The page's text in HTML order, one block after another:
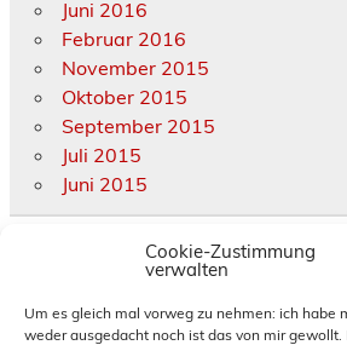
Cookie-Zustimmung
verwalten
Um es gleich mal vorweg zu nehmen: ich habe
weder ausgedacht noch ist das von mir gewollt.
Juni 2016
Februar 2016
November 2015
Oktober 2015
September 2015
Juli 2015
Juni 2015
Allgemein
diverse Termine und Treffen